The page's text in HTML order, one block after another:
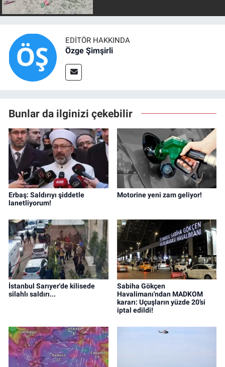
EDITÖR HAKKINDA
Özge Şimşirli
Bunlar da ilginizi çekebilir
Erbaş: Saldırıyı şiddetle
lanetliyorum!
Motorine yeni zam geliyor!
İstanbul Sarıyer'de kilisede
silahlı saldırı...
Sabiha Gökçen
Havalimanı'ndan MADKOM
kararı: Uçuşların yüzde 20’si
iptal edildi!